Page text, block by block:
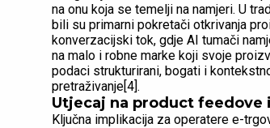
na onu koja se temelji na namjeri. U
bili su primarni pokretači otkrivanja
konverzacijski tok, gdje AI tumači
na malo i robne marke koji svoje
podaci strukturirani, bogati i
pretraživanje[4].
Utjecaj na product feedove
Ključna implikacija za operatere e-